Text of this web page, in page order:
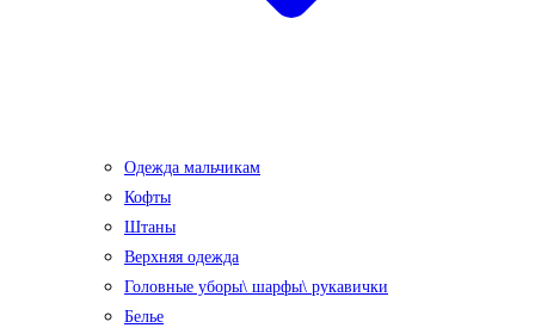
Одежда мальчикам
Кофты
Штаны
Верхняя одежда
Головные уборы\ шарфы\ рукавички
Белье